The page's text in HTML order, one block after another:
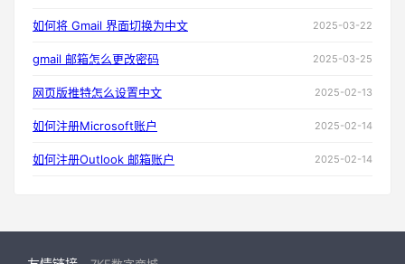
如何将 Gmail 界面切换为中文 2025-03-22
gmail 邮箱怎么更改密码 2025-03-25
网页版推特怎么设置中文 2025-02-13
如何注册Microsoft账户 2025-02-14
如何注册Outlook 邮箱账户 2025-02-14